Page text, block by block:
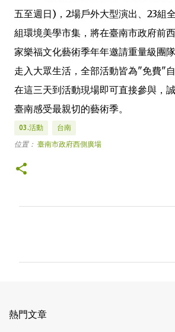
五至週日)，2場戶外大型演出、23組
組環境美學市集，將在臺南市政府前
家樂福文化藝術季年年邀請重量級團
走入大眾生活，全部活動皆為"免費"
在這三天到活動現場即可直接參與，
臺南感受最親切的藝術季。
03.活動 台南
位置： 臺南市政府西側廣場
熱門文章